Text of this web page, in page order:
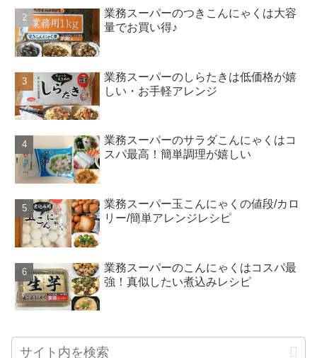
業務スーパーのつきこんにゃくは大容
量でお買い得♪
業務スーパーのしらたきは低価格が嬉
しい・お手軽アレンジ
業務スーパーのサラダこんにゃくはコ
スパ最高！簡単調理が嬉しい
業務スーパー玉こんにゃくの値段/カロ
リー/簡単アレンジレシピ
業務スーパーのこんにゃくはコスパ最
強！真似したい煮込みレシピ